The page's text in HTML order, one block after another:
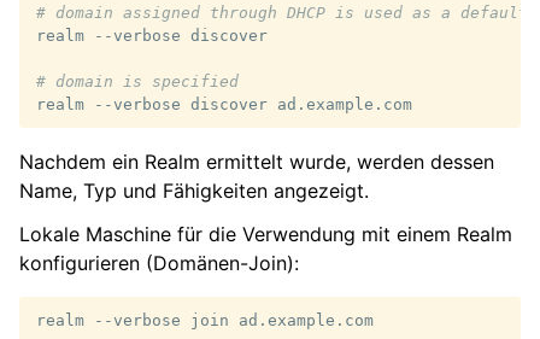
# domain assigned through DHCP is used as a default
realm
--verbose discover
# domain is specified
realm
--verbose discover
Nachdem ein Realm ermittelt wurde, werden dessen
Name, Typ und Fähigkeiten angezeigt.
Lokale Maschine für die Verwendung mit einem Realm
konfigurieren (Domänen-Join):
realm --verbose join